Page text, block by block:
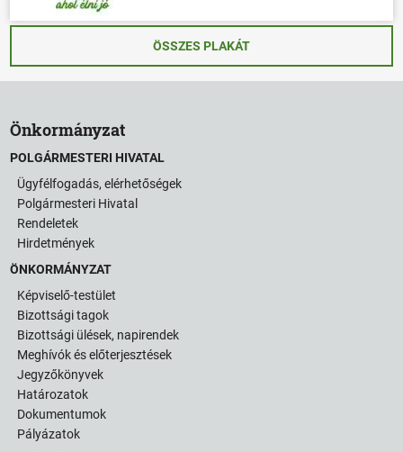
ÖSSZES PLAKÁT
Önkormányzat
POLGÁRMESTERI HIVATAL
Ügyfélfogadás, elérhetőségek
Polgármesteri Hivatal
Rendeletek
Hirdetmények
ÖNKORMÁNYZAT
Képviselő-testület
Bizottsági tagok
Bizottsági ülések, napirendek
Meghívók és előterjesztések
Jegyzőkönyvek
Határozatok
Dokumentumok
Pályázatok